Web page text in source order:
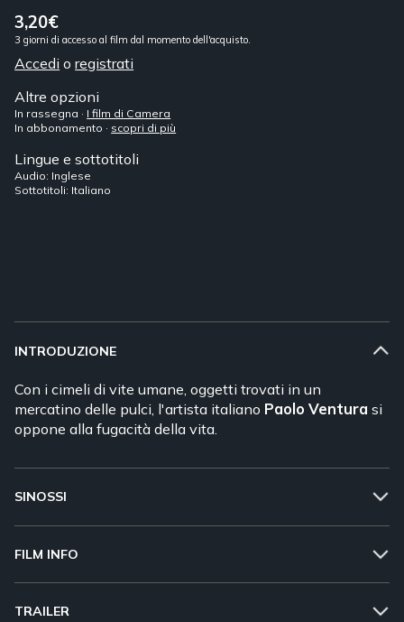
3,20€
3 giorni di accesso al film dal momento dell'acquisto.
Accedi oregistrati
Altre opzioni
In rassegna · I film di Camera
In abbonamento · scopri di più
Lingue e sottotitoli
Audio: Inglese
Sottotitoli: Italiano
INTRODUZIONE
Con i cimeli di vite umane, oggetti trovati in un
mercatino delle pulci, l'artista italiano Paolo Ventura si
oppone alla fugacità della vita.
SINOSSI
FILM INFO
TRAILER